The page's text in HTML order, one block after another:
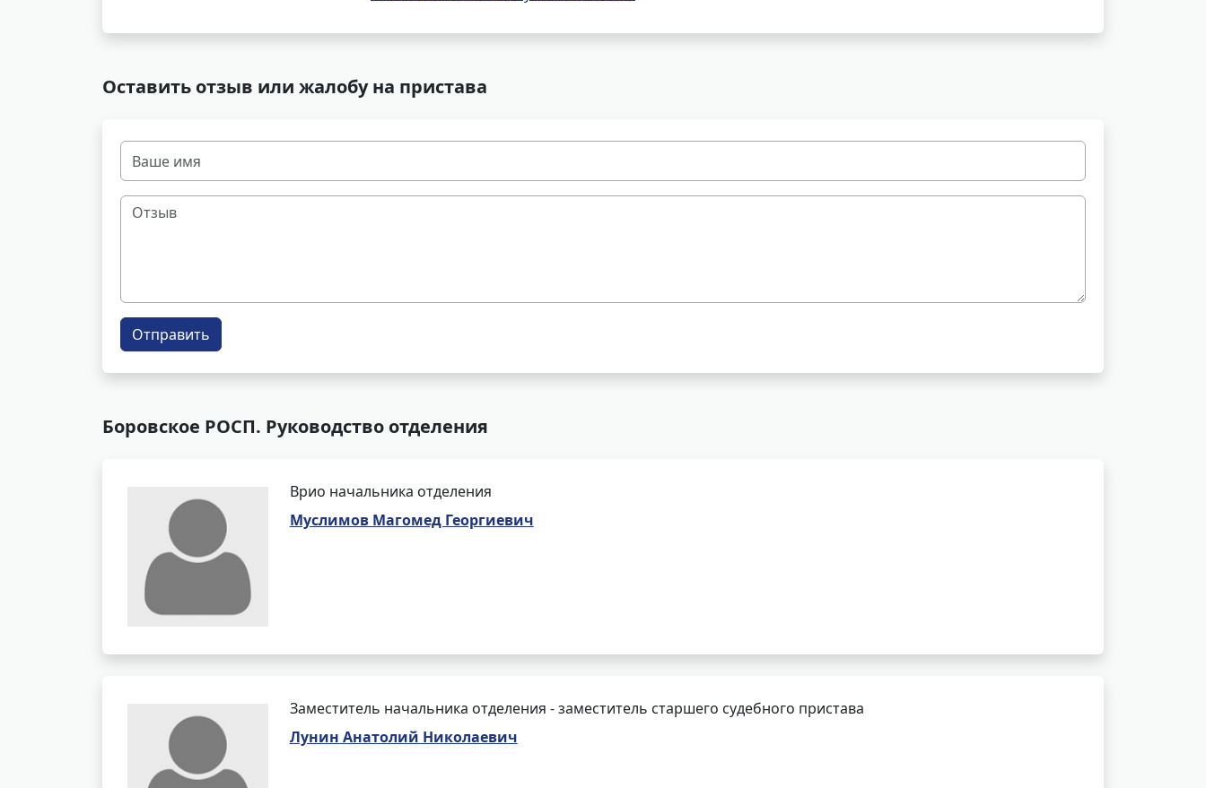
Оставить отзыв или жалобу на пристава
Отправить
Боровское РОСП. Руководство отделения
Врио начальника отделения
Муслимов Магомед Георгиевич
Заместитель начальника отделения - заместитель старшего судебного пристава
Лунин Анатолий Николаевич